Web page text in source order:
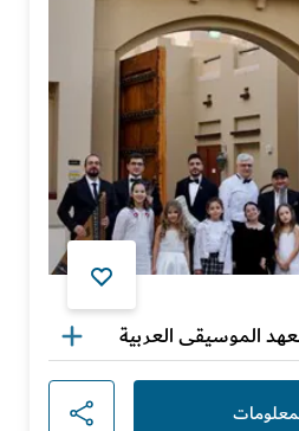
الموسيقى العربية